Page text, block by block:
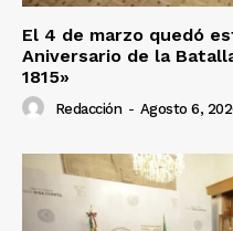
El 4 de marzo quedó
Aniversario de la
1815»
Redacción - Agosto 6,